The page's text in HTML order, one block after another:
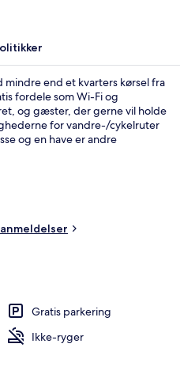
mindre end et kvarters kørsel fra
fordele som Wi-Fi og
og gæster, der gerne vil holde
for vandre-/cykelruter
og en have er andre
Gratis parkering
Ikke-ryger